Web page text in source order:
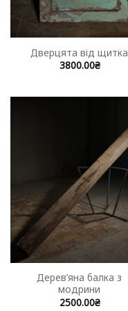
Дверцята від щитка
3800.00₴
Дерев’яна балка з
модрини
2500.00₴